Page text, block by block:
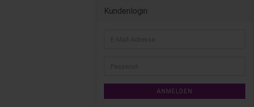
Kundenlogin
ANMELDEN